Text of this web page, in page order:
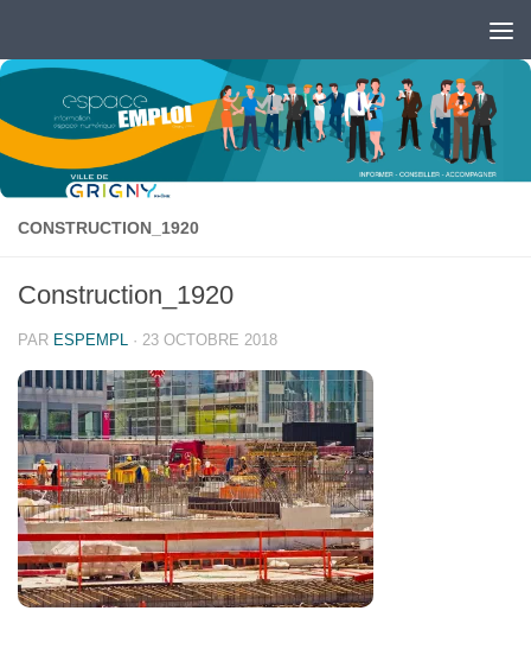
Ouvrir la barre d’outils
CONSTRUCTION_1920
Construction_1920
PAR ESPEMPL · 23 OCTOBRE 2018